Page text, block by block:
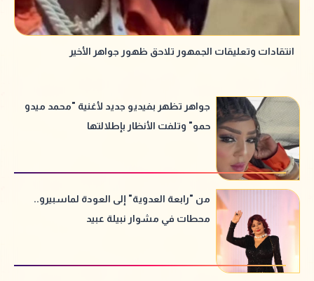
انتقادات وتعليقات الجمهور تلاحق ظهور جواهر الأخير
جواهر تظهر بفيديو جديد لأغنية "محمد ميدو
حمو" وتلفت الأنظار بإطلالتها
من "رابعة العدوية" إلى العودة لماسبيرو..
محطات في مشوار نبيلة عبيد